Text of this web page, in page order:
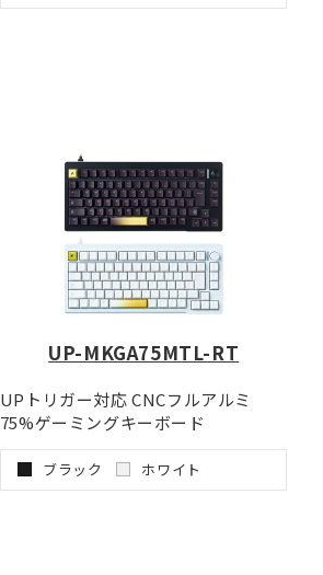
UP-MKGA75MTL-RT
UPトリガー対応 CNCフルアルミ
75%ゲーミングキーボード
ブラック ホワイト